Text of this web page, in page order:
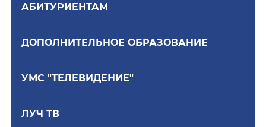
АБИТУРИЕНТАМ
ДОПОЛНИТЕЛЬНОЕ ОБРАЗОВАНИЕ
УМС "ТЕЛЕВИДЕНИЕ"
ЛУЧ ТВ